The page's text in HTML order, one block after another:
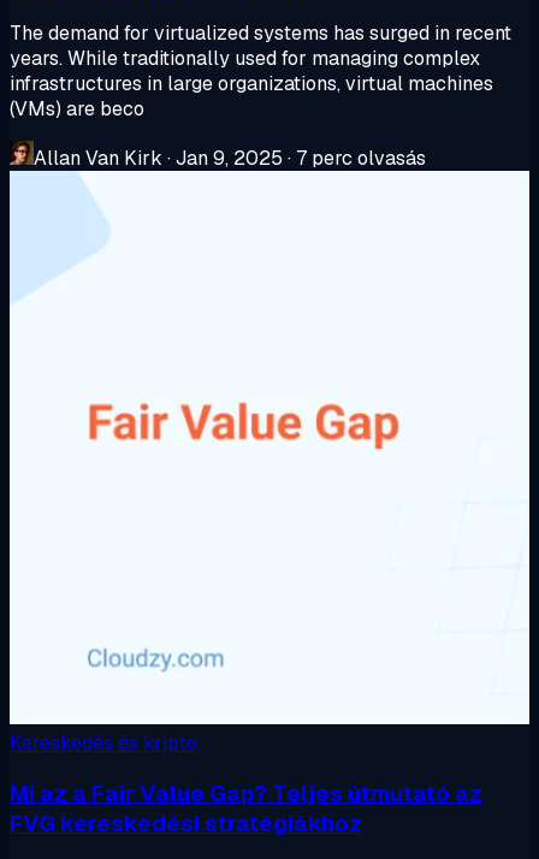
The demand for virtualized systems has surged in recent
years. While traditionally used for managing complex
infrastructures in large organizations, virtual machines
(VMs) are beco
Allan Van Kirk ·Jan 9, 2025 · 7 perc olvasás
Kereskedés és kripto
Mi az a Fair Value Gap? Teljes útmutató az
FVG kereskedési stratégiákhoz